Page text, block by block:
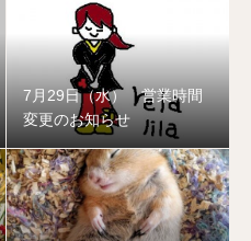
7月29日（水） 営業時間
変更のお知らせ